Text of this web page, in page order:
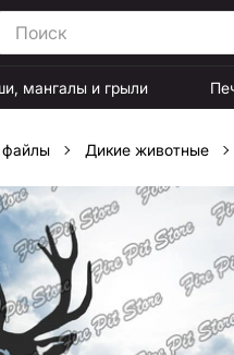
мангалы и грыли
файлы Дикие животные